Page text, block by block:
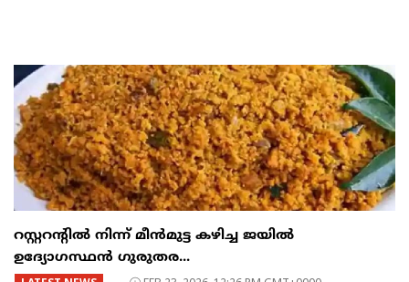
റസ്റ്ററന്റില്‍ നിന്ന് മീന്‍മുട്ട കഴിച്ച ജയില്‍
ഉദ്യോഗസ്ഥന്‍ ഗുരുതര...